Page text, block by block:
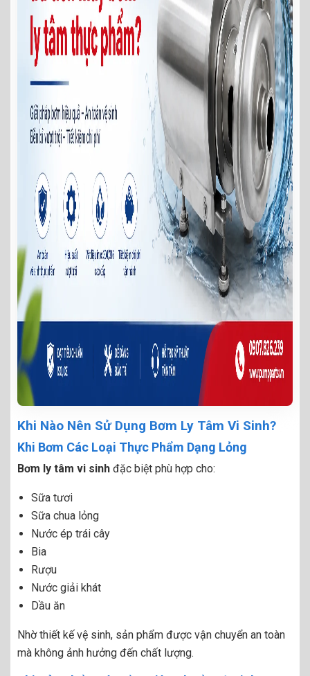
Khi Nào Nên Sử Dụng Bơm Ly Tâm Vi Sinh?
Khi Bơm Các Loại Thực Phẩm Dạng Lỏng
Bơm ly tâm vi sinh đặc biệt phù hợp cho:
Sữa tươi
Sữa chua lỏng
Nước ép trái cây
Bia
Rượu
Nước giải khát
Dầu ăn
Nhờ thiết kế vệ sinh, sản phẩm được vận chuyển an toàn
mà không ảnh hưởng đến chất lượng.